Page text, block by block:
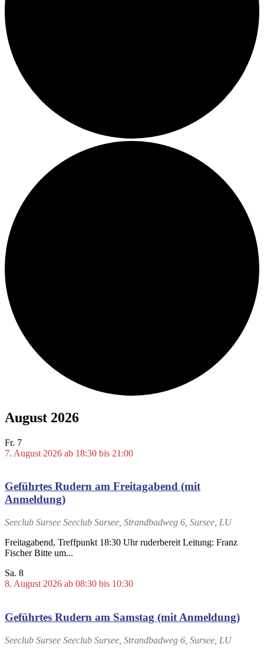
August 2026
Fr. 7
7. August 2026 ab 18:30 bis 21:00
Geführtes Rudern am Freitagabend (mit
Anmeldung)
Seeclub Sursee Seeclub Sursee, Strandbadweg 6, Sursee, LU
Freitagabend, Treffpunkt 18:30 Uhr ruderbereit Leitung: Franz
Fischer Bitte um...
Sa. 8
8. August 2026 ab 08:30 bis 10:30
Geführtes Rudern am Samstag (mit Anmeldung)
Seeclub Sursee Seeclub Sursee, Strandbadweg 6, Sursee, LU